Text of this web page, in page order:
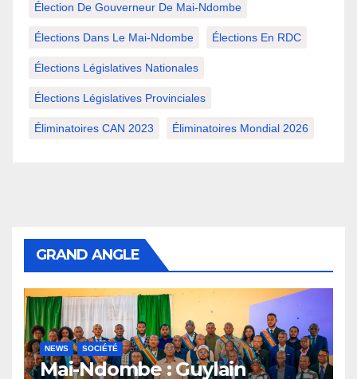
Élection De Gouverneur De Mai-Ndombe
Élections Dans Le Mai-Ndombe Élections En RDC
Élections Législatives Nationales
Élections Législatives Provinciales
Éliminatoires CAN 2023 Éliminatoires Mondial 2026
GRAND ANGLE
NEWS SOCIÉTÉ
Mai-Ndombe : Guylain